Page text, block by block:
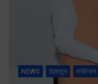
NEWS देहरादून मनोरंजन